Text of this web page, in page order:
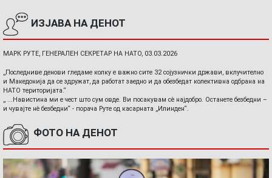
ИЗЈАВА НА ДЕНОТ
МАРК РУТЕ, ГЕНЕРАЛЕН СЕКРЕТАР НА НАТО, 03.03.2026
„Последниве денови гледаме колку е важно сите 32 сојузнички држави, вклучително
и Македонија да се здружат, да работат заедно и да обезбедат колективна одбрана на
НАТО територијата.“
„ ...Навистина ми е чест што сум овде. Ви посакувам сè најдобро. Останете безбедни –
и чувајте нè безбедни“ - порача Руте од касарната „Илинден“.
ФОТО НА ДЕНОТ